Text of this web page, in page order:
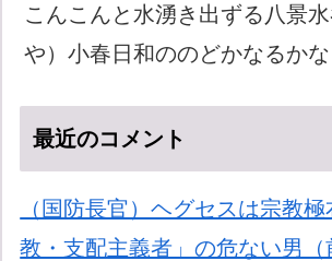
こんこんと水湧き出ずる八景
や）小春日和ののどかなるかな
最近のコメント
（国防長官）ヘグセスは宗教
教・支配主義者」の危ない男（